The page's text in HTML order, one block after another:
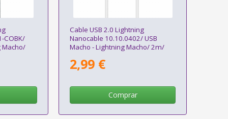
COBK/
Macho/
Cable USB 2.0 Lightning
Nanocable 10.10.0402/ USB
Macho - Lightning Macho/ 2m/
2,99 €
Comprar